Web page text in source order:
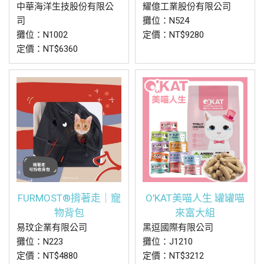
中華海洋生技股份有限公
司
攤位：N1002
定價：NT$6360
耀億工業股份有限公司
攤位：N524
定價：NT$9280
FURMOST®揹著走｜寵
物背包
易玟企業有限公司
攤位：N223
定價：NT$4880
O'KAT美喵人生 罐罐喵
來富大組
黑逗國際有限公司
攤位：J1210
定價：NT$3212